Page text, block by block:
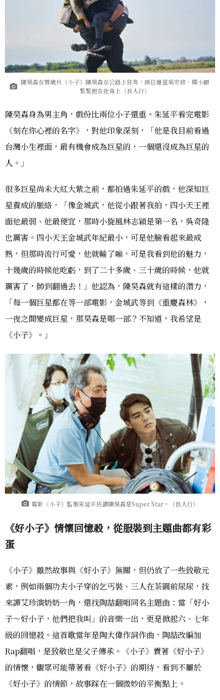
陳昊森在賀歲片《小子》陳昊森在公路上狂奔，兩位童星吳宗修、釋小願
緊緊抱在他身上（良人行）
陳昊森身為男主角，戲份比兩位小子還重。朱延平看完電影
《刻在你心裡的名字》，對他印象深刻，「他是我目前看過
台灣小生裡面，最有機會成為巨星的，一個還沒成為巨星的
人。」
很多巨星尚未大紅大紫之前，都拍過朱延平的戲，他深知巨
星養成的脈絡，「像金城武，他從小跟著我拍，四小天王裡
面他最弱、他最便宜，那時小旋風林志穎是第一名，吳奇隆
也厲害。四小天王金城武年紀最小，可是他臉看起來最成
熟，但那時流行可愛，他就輸了嘛，可是我看到他的魅力，
十幾歲的時候他吃虧，到了二十多歲、三十歲的時候，他就
厲害了，帥到翻過去！」他認為，陳昊森就有這樣的潛力，
「每一個巨星都在等一部電影，金城武等到《重慶森林》，
一夜之間變成巨星，那昊森是哪一部？不知道，我希望是
《小子》。」
電影《小子》監製朱延平狂讚陳昊森是Super Star。（良人行）
《好小子》情懷回憶殺，從服裝到主題曲都有彩
蛋
《小子》雖然故事與《好小子》無關，但仍放了一些致敬元
素，例如兩個功夫小子穿的乞丐裝、三人在茶園前尿尿，找
來譚艾珍演奶奶一角，還找陶喆翻唱同名主題曲：當「好小
子～好小子，他們把我叫」的音樂一出，更是掀起六、七年
級的回憶殺。這首歌當年是陶大偉作詞作曲，陶喆改編加
Rap翻唱，是致敬也是父子傳承。《小子》賣著《好小子》
的情懷，觀眾可能帶著看《好小子》的期待，看到不屬於
《好小子》的情節，故事踩在一個微妙的平衡點上。